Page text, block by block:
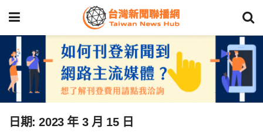
日期:2023 年 3 月 15 日